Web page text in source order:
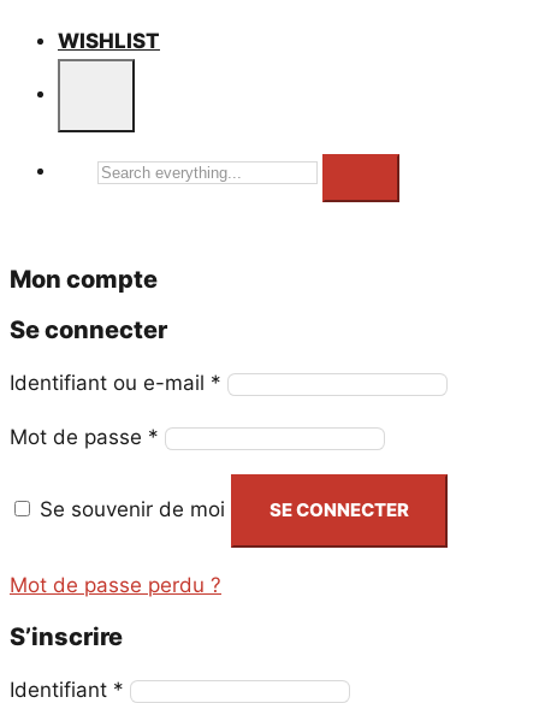
WISHLIST
Search
Mon compte
Se connecter
Identifiant ou e-mail * Obligatoire
Mot de passe * Obligatoire
Se souvenir de moi SE CONNECTER
Mot de passe perdu ?
S’inscrire
Identifiant * Obligatoire